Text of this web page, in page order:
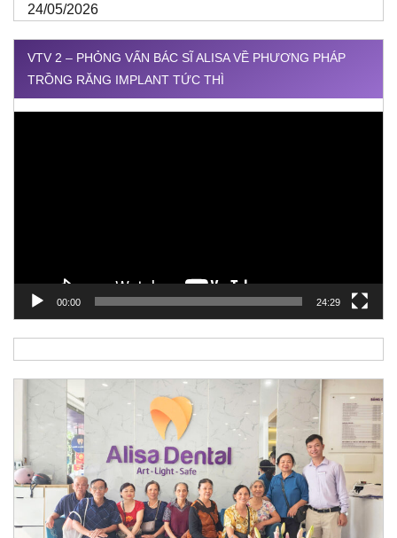
24/05/2026
VTV 2 – PHỎNG VẤN BÁC SĨ ALISA VỀ PHƯƠNG PHÁP
TRỒNG RĂNG IMPLANT TỨC THÌ
00:00 24:29